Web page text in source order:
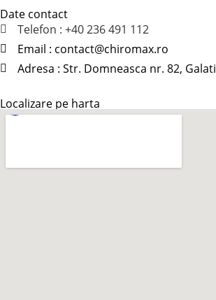
Date contact
Telefon : +40 236 491 112
Email : contact@chiromax.ro
Adresa : Str. Domneasca nr. 82, Galati
Localizare pe harta